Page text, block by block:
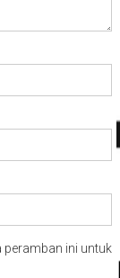
peramban ini untuk